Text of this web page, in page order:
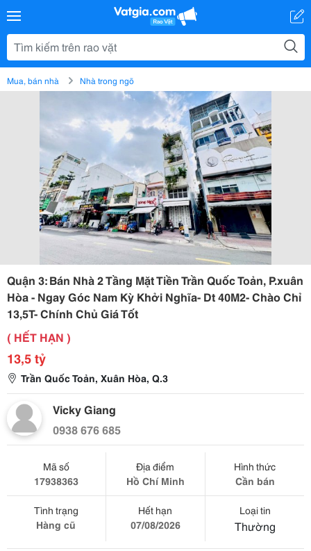
Mua, bán nhà Nhà trong ngõ
Quận 3: Bán Nhà 2 Tầng Mặt Tiền Trần Quốc Toản, P.xuân
Hòa - Ngay Góc Nam Kỳ Khởi Nghĩa- Dt 40M2- Chào Chỉ
13,5T- Chính Chủ Giá Tốt
( HẾT HẠN )
13,5 tỷ
Trần Quốc Toản, Xuân Hòa, Q.3
Vicky Giang
0938 676 685
Mã số
17938363
Địa điểm
Hồ Chí Minh
Hình thức
Cần bán
Tình trạng
Hàng cũ
Hết hạn
07/08/2026
Loại tin
Thường